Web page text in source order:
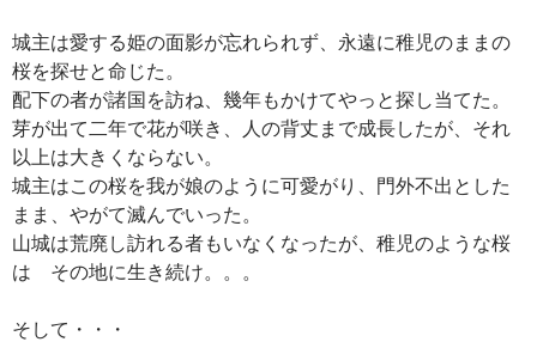
城主は愛する姫の面影が忘れられず、永遠に稚児のままの
桜を探せと命じた。
配下の者が諸国を訪ね、幾年もかけてやっと探し当てた。
芽が出て二年で花が咲き、人の背丈まで成長したが、それ
以上は大きくならない。
城主はこの桜を我が娘のように可愛がり、門外不出とした
まま、やがて滅んでいった。
山城は荒廃し訪れる者もいなくなったが、稚児のような桜
は その地に生き続け。。。
そして・・・